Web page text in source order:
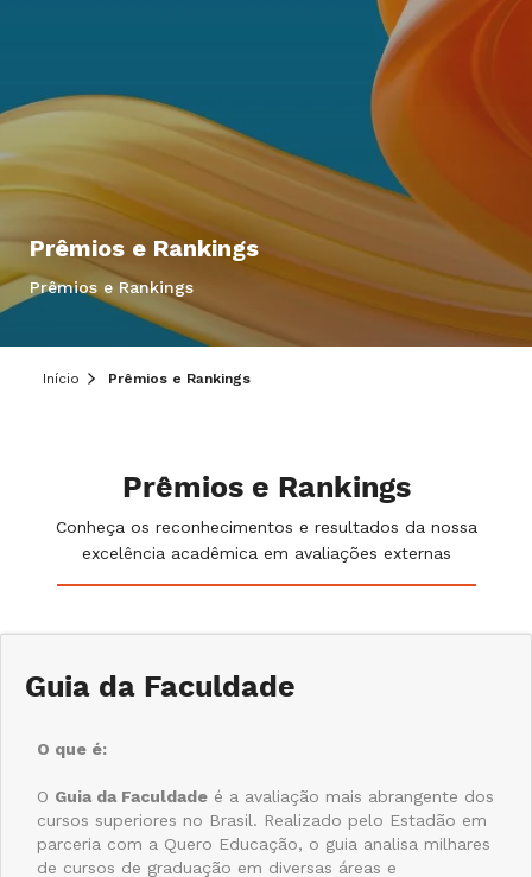
Prêmios e Rankings
Prêmios e Rankings
Início Prêmios e Rankings
Prêmios e Rankings
Conheça os reconhecimentos e resultados da nossa
excelência acadêmica em avaliações externas
Guia da Faculdade
O que é:
O Guia da Faculdade é a avaliação mais abrangente dos
cursos superiores no Brasil. Realizado pelo Estadão em
parceria com a Quero Educação, o guia analisa milhares
de cursos de graduação em diversas áreas e